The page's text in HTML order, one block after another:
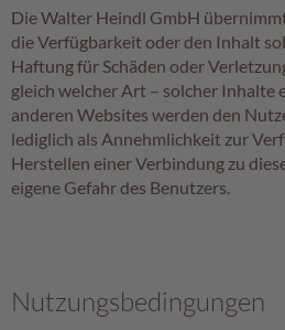
T
a
e
l
s
c
h
a
Die Walter Heindl GmbH
die Verfügbarkeit oder den Inhalt
Haftung für Schäden oder
gleich welcher Art – solcher Inhalte
anderen Websites werden den
lediglich als Annehmlichkeit zur
Herstellen einer Verbindung zu
eigene Gefahr des Benutzers.
Nutzungsbedingungen